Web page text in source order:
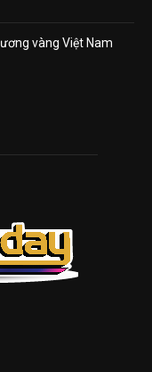
vàng Việt Nam